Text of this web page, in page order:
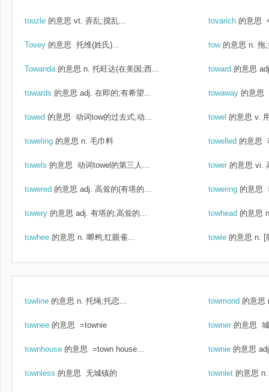
touzle 的意思 vt. 弄乱;搅乱... tovarich 的意思
Tovey 的意思 托维(姓氏)... tow 的意思 n. 拖
Towanda 的意思 n. 托旺达(在美国;西... toward 的意思
towards 的意思 adj. 在即的;有希望... towaway 的意思
towed 的意思 动词tow的过去式,动... towel 的意思 v.
toweling 的意思 n. 毛巾料 towelled 的意思
towels 的意思 动词towel的第三人... tower 的意思 vi.
towered 的意思 adj. 高耸的(有塔的... towering 的意思
towery 的意思 adj. 有塔的;高耸的... towhead 的意思
towhee 的意思 n. 唧鹀;红眼雀... towie 的意思 n. [
towline 的意思 n. 托绳;托恋... towmond 的意思
townee 的意思 =townie towner 的意思
townhouse 的意思 =town house... townie 的意思
townless 的意思 无城镇的 townlet 的意思